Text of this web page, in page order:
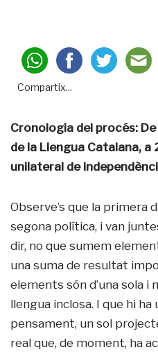
Compartix...
Cronologia del procés:
de la Llengua Catalana, a
unilateral de
Observe’s que la primera
segona política, i van
dir, no que sumem
una suma de resultat
elements són d’una sola i
llengua inclosa. I que hi
pensament, un sol
real que, de moment, ha